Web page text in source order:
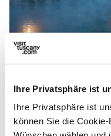
Ihre Privatsphäre ist
Ihre Privatsphäre ist
können Sie die
Vignoni - Credit:
Im bezaubernden